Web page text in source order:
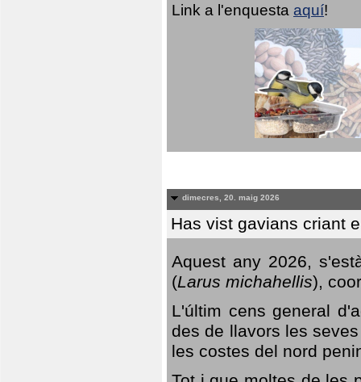
Link a l'enquesta aquí!
dimecres, 20. maig 2026
Has vist gavians criant
Aquest any 2026,
(Larus michahellis),
L'últim cens general
des de llavors les
les costes del nord